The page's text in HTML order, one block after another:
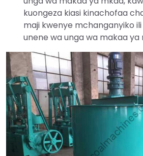
kuongeza kiasi kinachofaa
maji kwenye mchanganyiko
unene wa unga wa makaa ya